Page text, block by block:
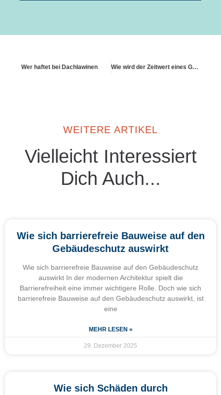
Wer haftet bei Dachlawinen Wie wird der Zeitwert eines Gebäudes ermittelt
WEITERE ARTIKEL
Vielleicht Interessiert
Dich Auch...
Wie sich barrierefreie Bauweise auf den
Gebäudeschutz auswirkt
Wie sich barrierefreie Bauweise auf den Gebäudeschutz
auswirkt In der modernen Architektur spielt die
Barrierefreiheit eine immer wichtigere Rolle. Doch wie sich
barrierefreie Bauweise auf den Gebäudeschutz auswirkt, ist
eine
MEHR LESEN »
29. Dezember 2025
Wie sich Schäden durch